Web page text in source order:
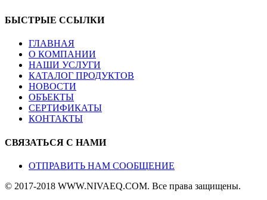
БЫСТРЫЕ ССЫЛКИ
ГЛАВНАЯ
О КОМПАНИИ
НАШИ УСЛУГИ
КАТАЛОГ ПРОДУКТОВ
НОВОСТИ
ОБЪЕКТЫ
СЕРТИФИКАТЫ
КОНТАКТЫ
СВЯЗАТЬСЯ С НАМИ
ОТПРАВИТЬ НАМ СООБЩЕНИЕ
© 2017-2018 WWW.NIVAEQ.COM. Все права защищены.